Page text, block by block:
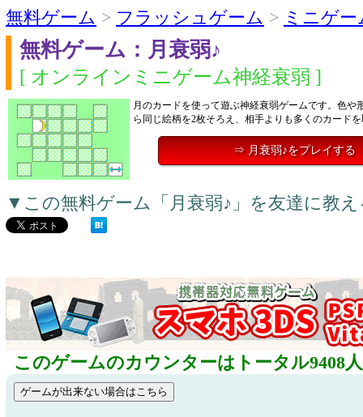
無料ゲーム > フラッシュゲーム > ミニゲー
無料ゲーム：月衰弱♪
[ オンラインミニゲーム神経衰弱 ]
月のカードを使って遊ぶ神経衰弱ゲームです。色や
ら同じ絵柄を2枚そろえ、相手よりも多くのカード
⇒ 月衰弱♪をプレイする
▼この無料ゲーム「月衰弱♪」を友達に教
このゲームのカウンターはトータル9408